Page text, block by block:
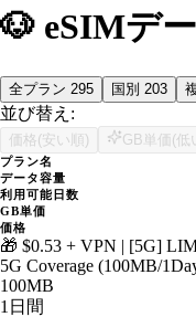
🐶 eSIMデ
全プラン 295 国別 203
並び替え:
価格(安い順) GB単価(低
プラン名
データ容量
利用可能日数
GB単価
価格
🎁 $0.53 + VPN | [5G]
5G Coverage (100MB/
100MB
1日間